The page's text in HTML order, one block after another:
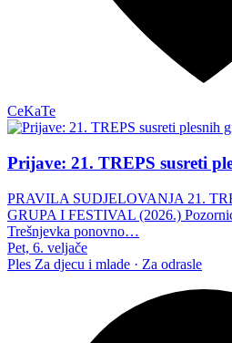
CeKaTe
Prijave: 21. TREPS susreti
PRAVILA SUDJELOVANJA 21.
GRUPA I FESTIVAL (2026.)
Trešnjevka ponovno…
Pet, 6. veljače
Ples Za djecu i mlade · Za odrasle